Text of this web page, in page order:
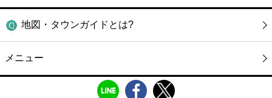
地図・タウンガイドとは?
メニュー